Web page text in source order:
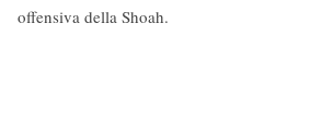
offensiva della Shoah.